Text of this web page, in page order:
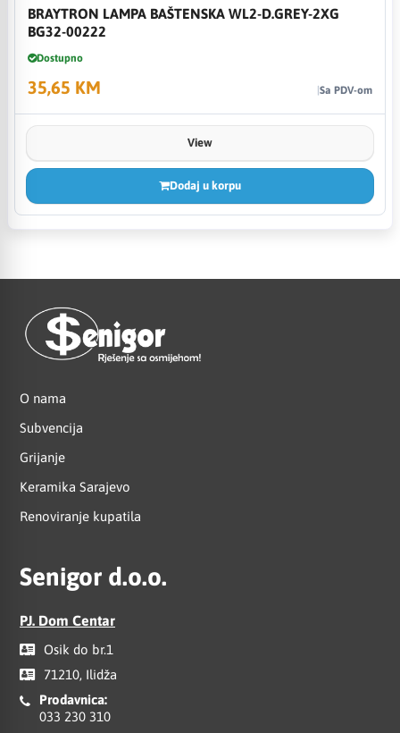
BRAYTRON LAMPA BAŠTENSKA WL2-D.GREY-2XG
BG32-00222
Dostupno
35,65 KM Sa PDV-om
View
Dodaj u korpu
O nama
Subvencija
Grijanje
Keramika Sarajevo
Renoviranje kupatila
Senigor d.o.o.
PJ. Dom Centar
Osik do br.1
71210, Ilidža
Prodavnica:
033 230 310